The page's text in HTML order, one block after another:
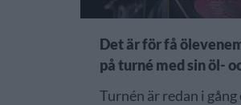
Det är för få
på turné med sin öl-
Turnén är redan i